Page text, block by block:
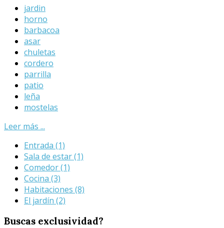
jardin
horno
barbacoa
asar
chuletas
cordero
parrilla
patio
leña
mostelas
Leer más ...
Entrada (1)
Sala de estar(1)
Comedor(1)
Cocina (3)
Habitaciones (8)
El jardín (2)
Buscas exclusividad?